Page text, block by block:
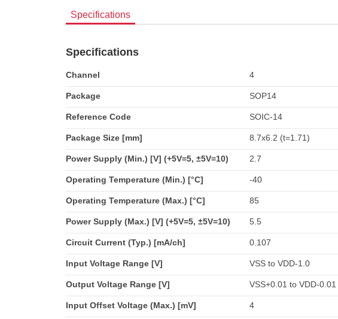
Specifications
Specifications
Channel 4
Package SOP14
Reference Code SOIC-14
Package Size [mm] 8.7x6.2 (t=1.71)
Power Supply (Min.) [V] (+5V=5, ±5V=10) 2.7
Operating Temperature (Min.) [°C] -40
Operating Temperature (Max.) [°C] 85
Power Supply (Max.) [V] (+5V=5, ±5V=10) 5.5
Circuit Current (Typ.) [mA/ch] 0.107
Input Voltage Range [V] VSS to VDD-1.0
Output Voltage Range [V] VSS+0.01 to VDD-0.01
Input Offset Voltage (Max.) [mV] 4